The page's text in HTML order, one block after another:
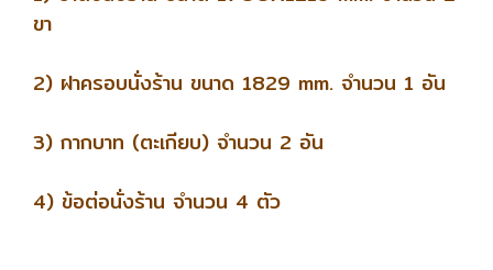
ขา
2) ฝาครอบนั่งร้าน ขนาด 1829 mm. จำนวน 1 อัน
3) กากบาท (ตะเกียบ) จำนวน 2 อัน
4) ข้อต่อนั่งร้าน จำนวน 4 ตัว